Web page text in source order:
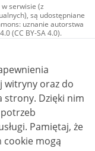
serwisie (z
są udostępniane
uznanie autorstwa
(CC BY-SA 4.0).
zdjęcia, materiały
na licencji typu
użycie
4.0 (CC BY-
inaczej.
witryny oraz do
nim
że
cookie mogą